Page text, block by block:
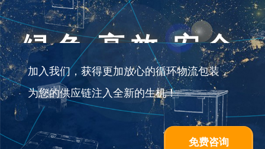
绿色 高效 安全
加入我们，获得更加放心的循环物流包装，
为您的供应链注入全新的生机！
免费咨询